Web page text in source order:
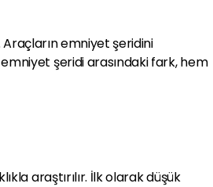
emniyet şeridini
şeridi arasındaki fark, hem
araştırılır. İlk olarak düşük